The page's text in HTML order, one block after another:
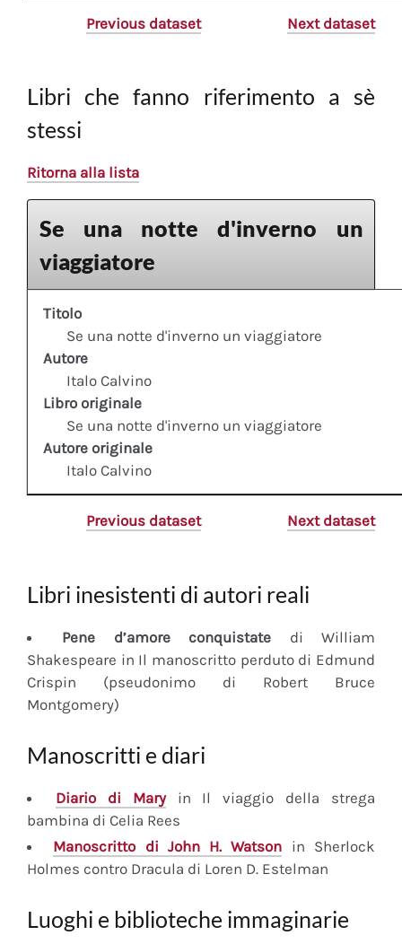
Previous dataset Next dataset
Libri che fanno riferimento a sè
stessi
Ritorna alla lista
Se una notte d'inverno un
viaggiatore
Titolo
Se una notte d'inverno un viaggiatore
Autore
Italo Calvino
Libro originale
Se una notte d'inverno un viaggiatore
Autore originale
Italo Calvino
Previous dataset Next dataset
Libri inesistenti di autori reali
Pene d’amore conquistate di William
Shakespeare in Il manoscritto perduto di Edmund
Crispin (pseudonimo di Robert Bruce
Montgomery)
Manoscritti e diari
Diariodi Maryin Il viaggio della strega
bambina di Celia Rees
Manoscritto di John H. Watson in Sherlock
Holmes contro Dracula di Loren D. Estelman
Luoghi e biblioteche immaginarie